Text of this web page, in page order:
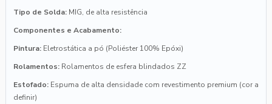
Tipo de Solda: MIG, de alta resistência
Componentes e Acabamento:
Pintura: Eletrostática a pó (Poliéster 100% Epóxi)
Rolamentos: Rolamentos de esfera blindados ZZ
Estofado: Espuma de alta densidade com revestimento premium (cor a
definir)